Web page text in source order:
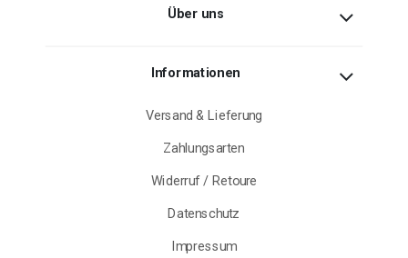
Über uns
Informationen
Versand & Lieferung
Zahlungsarten
Widerruf / Retoure
Datenschutz
Impressum